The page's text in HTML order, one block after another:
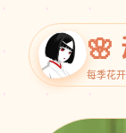
🌸
每季花